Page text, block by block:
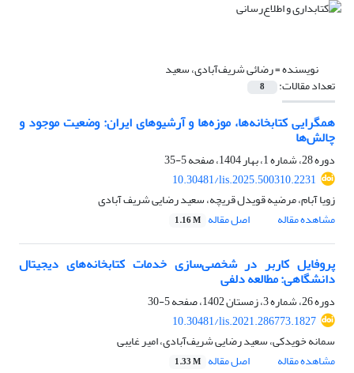
نویسنده =رضائی شریف‌آبادی، سعید
تعداد مقالات: 8
همگرایی کتابخانه‌ها، موزه‌ها و آرشیوهای ایران: وضعیت موجود و
چالش‏‌ها
دوره 28، شماره 1، بهار 1404، صفحه
5-35
10.30481/lis.2025.500310.2231
زویا آبام، مرضیه قویدل قریچه، سعید رضایی شریف آبادی
مشاهده مقاله
اصل مقاله 1.16 M
پروفایل کاربر در شخصی‌سازی خدمات کتابخانه‌های دیجیتال
دانشگاهی: مطالعه دلفی
دوره 26، شماره 3، زمستان 1402، صفحه
5-30
10.30481/lis.2021.286773.1827
سمانه خویدکی، سعید رضایی شریف‌آبادی، امیر غایبی
مشاهده مقاله
اصل مقاله 1.33 M